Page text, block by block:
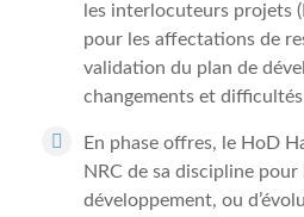
les interlocuteurs projets
pour les affectations de
validation du plan de
changements et
En phase offres, le HoD
NRC de sa discipline pour
développement, ou